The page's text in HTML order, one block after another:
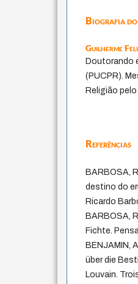
Biografia
Guilherme
Doutorando
(PUCPR).
Religião
Referências
BARBOSA,
destino do
Ricardo
BARBOSA,
Fichte.
BENJAMIN,
über die
Louvain.